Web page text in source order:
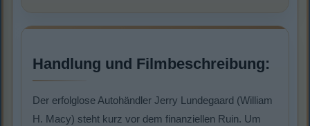
Handlung und Filmbeschreibung:
Der erfolglose Autohändler Jerry Lundegaard (William
H. Macy) steht kurz vor dem finanziellen Ruin. Um